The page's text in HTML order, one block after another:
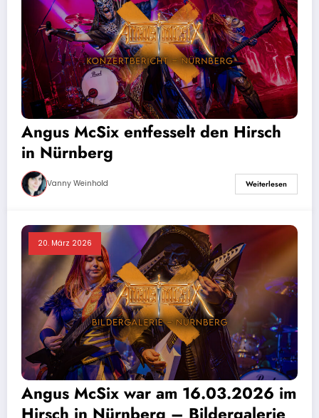
Angus McSix entfesselt den Hirsch
in Nürnberg
Vanny Weinhold Weiterlesen
20. März 2026
Angus McSix war am 16.03.2026 im